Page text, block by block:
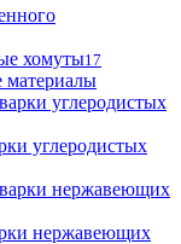
хомуты17
материалы
углеродистых
нержавеющих